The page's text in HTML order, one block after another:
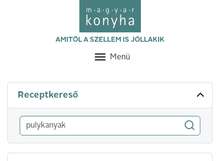
AMITŐL A SZELLEM IS JÓLLAKIK
Toggle
Menü
Receptkereső